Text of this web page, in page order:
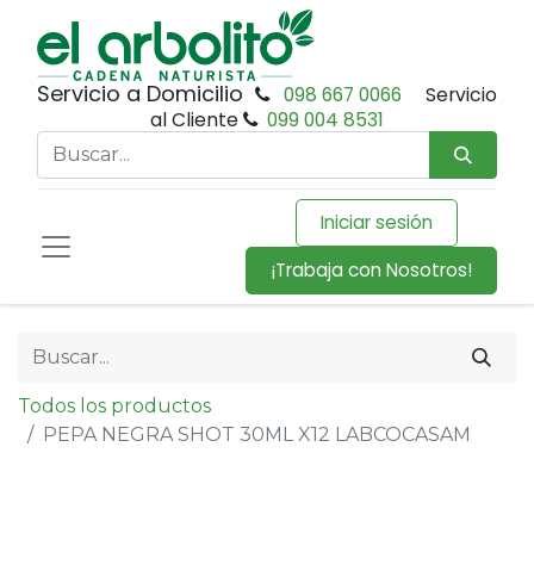
Servicio a Domicilio 098 667 0066
Servicio
al Cliente
099 004 8531
Iniciar sesión
¡Trabaja con Nosotros!
Todos los productos
PEPA NEGRA SHOT 30ML X12 LABCOCASAM